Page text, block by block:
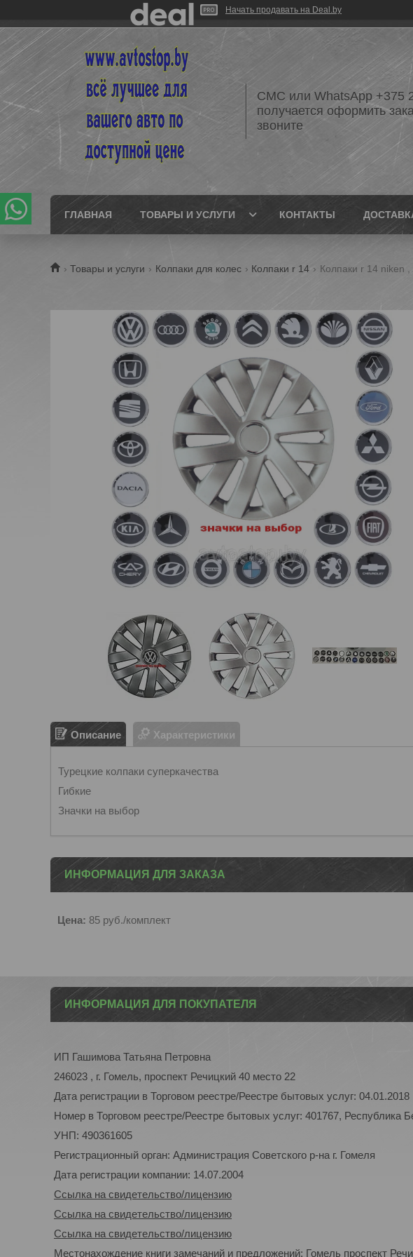
Начать продавать на Deal.by
СМС или WhatsApp +375
получается оформить
звоните
ГЛАВНАЯ ТОВАРЫ И УСЛУГИ КОНТАКТЫ
Товары и услуги Колпаки для колес Колпаки r 14 Колпаки r 14 niken ,
Описание Характеристики
Турецкие колпаки суперкачества
Гибкие
Значки на выбор
ИНФОРМАЦИЯ ДЛЯ ЗАКАЗА
Цена: 85 руб./комплект
ИНФОРМАЦИЯ ДЛЯ ПОКУПАТЕЛЯ
ИП Гашимова Татьяна Петровна
246023 , г. Гомель, проспект Речицкий 40 место 22
Дата регистрации в Торговом реестре/Реестре бытовых услуг: 04.01.2018
Номер в Торговом реестре/Реестре бытовых услуг: 401767, Республика
УНП: 490361605
Регистрационный орган: Администрация Советского р-на г. Гомеля
Дата регистрации компании: 14.07.2004
Ссылка на свидетельство/лицензию
Ссылка на свидетельство/лицензию
Ссылка на свидетельство/лицензию
Местонахождение книги замечаний и предложений: Гомель проспект